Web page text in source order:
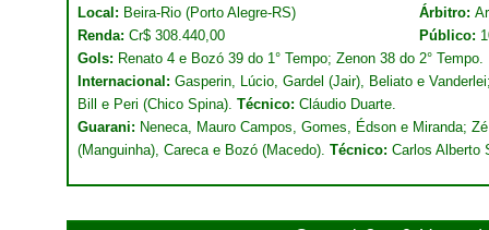
Local: Beira-Rio (Porto Alegre-RS) Árbitro:
Renda: Cr$ 308.440,00 Público:
Gols: Renato 4 e Bozó 39 do 1° Tempo; Zenon 38 do 2° Tempo.
Internacional: Gasperin, Lúcio, Gardel (Jair), Beliato e
Bill e Peri (Chico Spina). Técnico: Cláudio Duarte.
Guarani: Neneca, Mauro Campos, Gomes, Édson e Miranda;
(Manguinha), Careca e Bozó (Macedo). Técnico: Carlos Alberto